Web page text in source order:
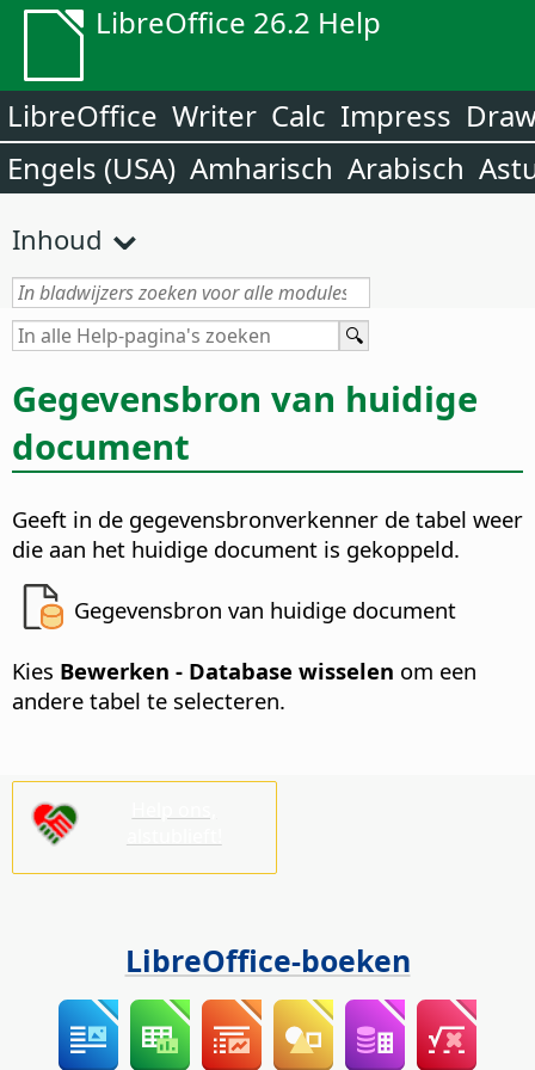
LibreOffice 26.2 Help
LibreOffice Writer Calc Impress
Engels (USA) Amharisch Arabisch
Inhoud
Gegevensbron van huidige
document
Geeft in de gegevensbronverkenner de tabel weer
die aan het huidige document is gekoppeld.
Gegevensbron van huidige document
Kies Bewerken - Database wisselen om een
andere tabel te selecteren.
LibreOffice-boeken